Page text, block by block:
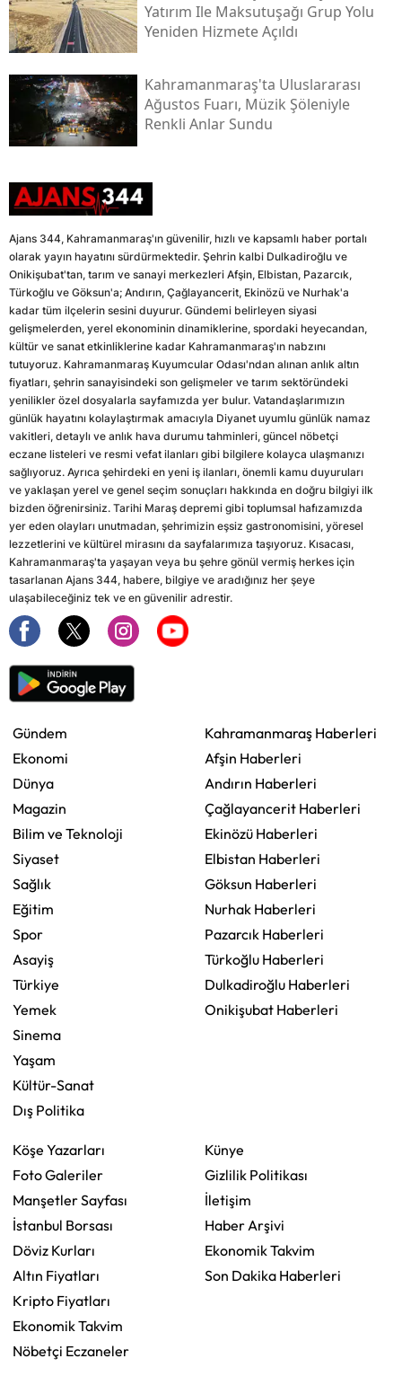
Yatırım Ile Maksutuşağı Grup Yolu
Yeniden Hizmete Açıldı
Kahramanmaraş'ta Uluslararası
Ağustos Fuarı, Müzik Şöleniyle
Renkli Anlar Sundu
Ajans 344, Kahramanmaraş'ın güvenilir, hızlı ve kapsamlı haber portalı
olarak yayın hayatını sürdürmektedir. Şehrin kalbi Dulkadiroğlu ve
Onikişubat'tan, tarım ve sanayi merkezleri Afşin, Elbistan, Pazarcık,
Türkoğlu ve Göksun'a; Andırın, Çağlayancerit, Ekinözü ve Nurhak'a
kadar tüm ilçelerin sesini duyurur. Gündemi belirleyen siyasi
gelişmelerden, yerel ekonominin dinamiklerine, spordaki heyecandan,
kültür ve sanat etkinliklerine kadar Kahramanmaraş'ın nabzını
tutuyoruz. Kahramanmaraş Kuyumcular Odası'ndan alınan anlık altın
fiyatları, şehrin sanayisindeki son gelişmeler ve tarım sektöründeki
yenilikler özel dosyalarla sayfamızda yer bulur. Vatandaşlarımızın
günlük hayatını kolaylaştırmak amacıyla Diyanet uyumlu günlük namaz
vakitleri, detaylı ve anlık hava durumu tahminleri, güncel nöbetçi
eczane listeleri ve resmi vefat ilanları gibi bilgilere kolayca ulaşmanızı
sağlıyoruz. Ayrıca şehirdeki en yeni iş ilanları, önemli kamu duyuruları
ve yaklaşan yerel ve genel seçim sonuçları hakkında en doğru bilgiyi ilk
bizden öğrenirsiniz. Tarihi Maraş depremi gibi toplumsal hafızamızda
yer eden olayları unutmadan, şehrimizin eşsiz gastronomisini, yöresel
lezzetlerini ve kültürel mirasını da sayfalarımıza taşıyoruz. Kısacası,
Kahramanmaraş'ta yaşayan veya bu şehre gönül vermiş herkes için
tasarlanan Ajans 344, habere, bilgiye ve aradığınız her şeye
ulaşabileceğiniz tek ve en güvenilir adrestir.
Gündem
Ekonomi
Dünya
Magazin
Bilim ve Teknoloji
Siyaset
Sağlık
Eğitim
Spor
Asayiş
Türkiye
Yemek
Sinema
Yaşam
Kültür-Sanat
Dış Politika
Kahramanmaraş Haberleri
Afşin Haberleri
Andırın Haberleri
Çağlayancerit Haberleri
Ekinözü Haberleri
Elbistan Haberleri
Göksun Haberleri
Nurhak Haberleri
Pazarcık Haberleri
Türkoğlu Haberleri
Dulkadiroğlu Haberleri
Onikişubat Haberleri
Köşe Yazarları
Foto Galeriler
Manşetler Sayfası
İstanbul Borsası
Döviz Kurları
Altın Fiyatları
Kripto Fiyatları
Ekonomik Takvim
Nöbetçi Eczaneler
Künye
Gizlilik Politikası
İletişim
Haber Arşivi
Ekonomik Takvim
Son Dakika Haberleri